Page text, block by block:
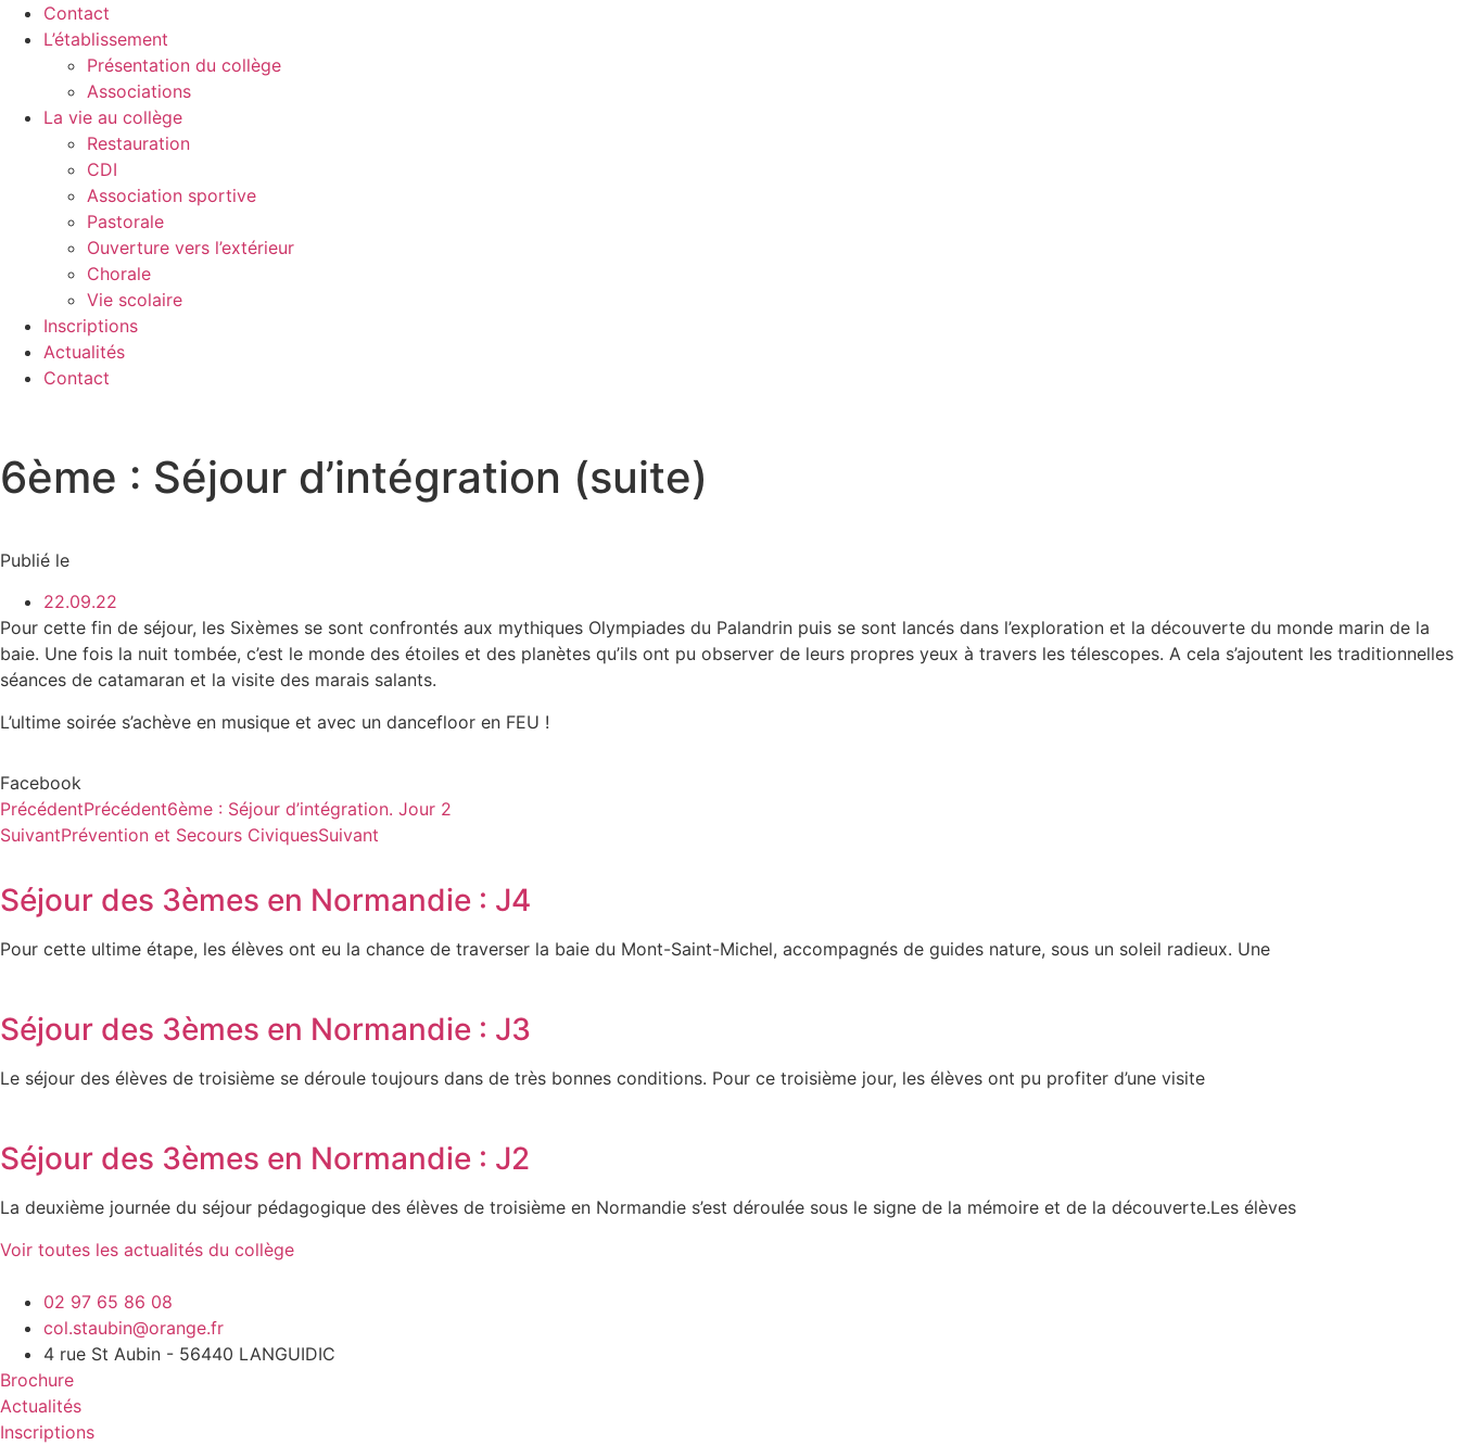
Contact
L’établissement
Présentation du collège
Associations
La vie au collège
Restauration
CDI
Association sportive
Pastorale
Ouverture vers l’extérieur
Chorale
Vie scolaire
Inscriptions
Actualités
Contact
6ème : Séjour d’intégration (suite)
Publié le
22.09.22
Pour cette fin de séjour, les Sixèmes se sont confrontés aux mythiques Olympiades du Palandrin puis se sont lancés dans l’exploration et la découverte du monde marin de la
baie. Une fois la nuit tombée, c’est le monde des étoiles et des planètes qu’ils ont pu observer de leurs propres yeux à travers les télescopes. A cela s’ajoutent les traditionnelles
séances de catamaran et la visite des marais salants.
L’ultime soirée s’achève en musique et avec un dancefloor en FEU !
Facebook
PrécédentPrécédent6ème : Séjour d’intégration. Jour 2
SuivantPrévention et Secours CiviquesSuivant
Séjour des 3èmes en Normandie : J4
Pour cette ultime étape, les élèves ont eu la chance de traverser la baie du Mont-Saint-Michel, accompagnés de guides nature, sous un soleil radieux. Une
Séjour des 3èmes en Normandie : J3
Le séjour des élèves de troisième se déroule toujours dans de très bonnes conditions. Pour ce troisième jour, les élèves ont pu profiter d’une visite
Séjour des 3èmes en Normandie : J2
La deuxième journée du séjour pédagogique des élèves de troisième en Normandie s’est déroulée sous le signe de la mémoire et de la découverte.Les élèves
Voir toutes les actualités du collège
02 97 65 86 08
col.staubin@orange.fr
4 rue St Aubin - 56440 LANGUIDIC
Brochure
Actualités
Inscriptions